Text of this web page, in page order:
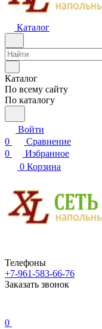
Каталог
Каталог
По всему сайту
По каталогу
Войти
0
Сравнение
0
Избранное
0 Корзина
Телефоны
+7-961-583-66-76
Заказать звонок
0